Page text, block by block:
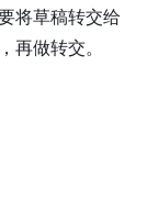
将草稿转交给
再做转交。